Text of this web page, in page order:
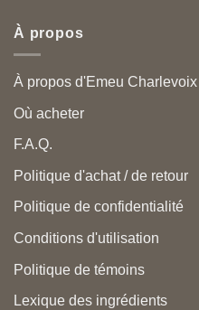
À propos
À propos d'Emeu Charlevoix
Où acheter
F.A.Q.
Politique d'achat / de retour
Politique de confidentialité
Conditions d'utilisation
Politique de témoins
Lexique des ingrédients